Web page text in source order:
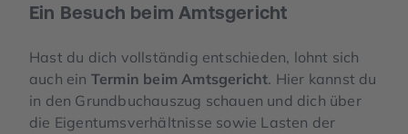
Ein Besuch beim Amtsgericht
Hast du dich vollständig entschieden, lohnt sich
auch ein Termin beim Amtsgericht. Hier kannst du
in den Grundbuchauszug schauen und dich über
die Eigentumsverhältnisse sowie Lasten der